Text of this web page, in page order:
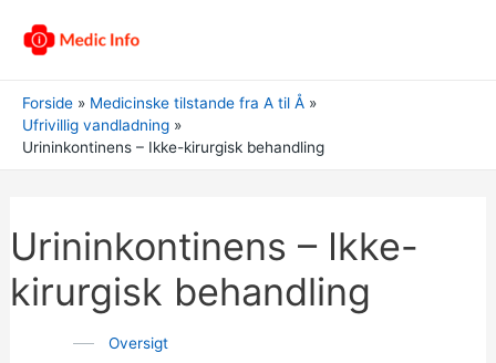
Forside
Medicinske tilstande fra A til Å
Ufrivillig vandladning
Urininkontinens – Ikke-kirurgisk behandling
Urininkontinens – Ikke-
kirurgisk behandling
Oversigt